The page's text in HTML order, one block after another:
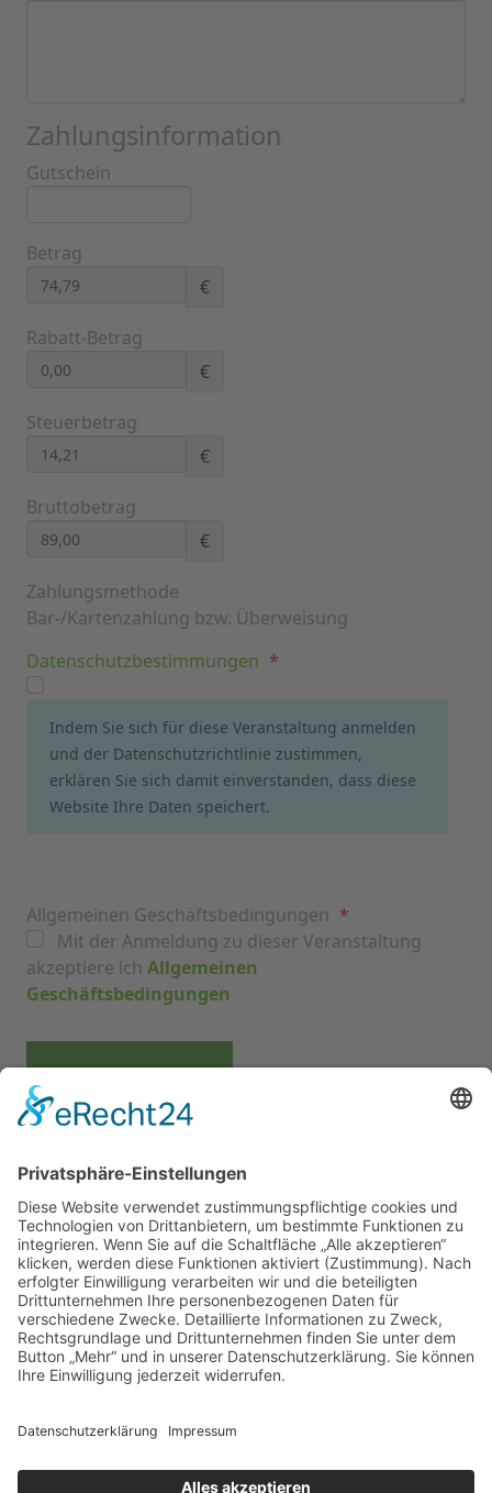
Zahlungsinformation
Gutschein
Betrag
€
Rabatt-Betrag
€
Steuerbetrag
€
Bruttobetrag
€
Zahlungsmethode
Bar-/Kartenzahlung bzw. Überweisung
Datenschutzbestimmungen *
Indem Sie sich für diese Veranstaltung anmelden
und der Datenschutzrichtlinie zustimmen,
erklären Sie sich damit einverstanden, dass diese
Website Ihre Daten speichert.
Allgemeinen Geschäftsbedingungen *
Mit der Anmeldung zu dieser Veranstaltung
akzeptiere ich Allgemeinen
Geschäftsbedingungen
GUTSSCHENKE ÜBERNACHTUNG
PARTYKELLER
SEGWAY
KONTAKT
Cookie-Einstellungen
©2026 Heinrichs Gutsschenke / Wein Event Action |